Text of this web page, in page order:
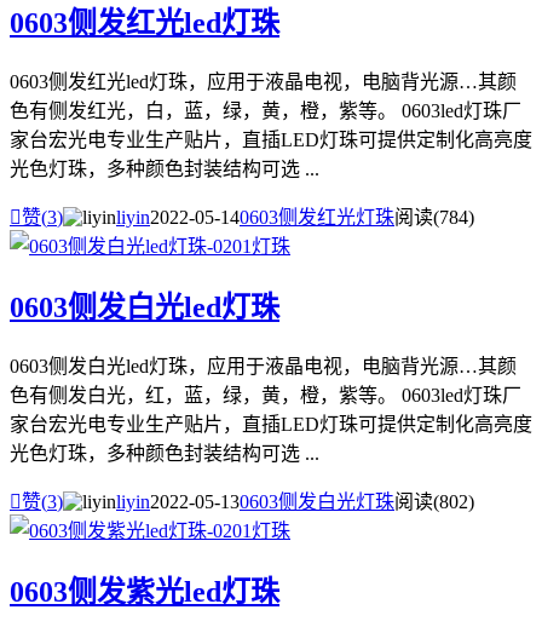
0603侧发红光led灯珠
0603侧发红光led灯珠，应用于液晶电视，电脑背光源…其颜
色有侧发红光，白，蓝，绿，黄，橙，紫等。 0603led灯珠厂
家台宏光电专业生产贴片，直插LED灯珠可提供定制化高亮度
光色灯珠，多种颜色封装结构可选 ...
赞(3) liyin2022-05-140603侧发红光灯珠阅读(784)
0603侧发白光led灯珠
0603侧发白光led灯珠，应用于液晶电视，电脑背光源…其颜
色有侧发白光，红，蓝，绿，黄，橙，紫等。 0603led灯珠厂
家台宏光电专业生产贴片，直插LED灯珠可提供定制化高亮度
光色灯珠，多种颜色封装结构可选 ...
赞(3) liyin2022-05-130603侧发白光灯珠阅读(802)
0603侧发紫光led灯珠